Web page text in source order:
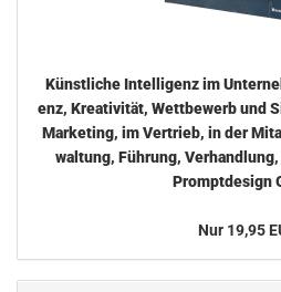
Künst­li­che In­tel­li­genz im
enz, Krea­ti­vi­tät, Wett­be­werb und
Mar­ke­ting, im Ver­trieb, in der
wal­tung, Füh­rung,
Prompt­de­sign
Nur 19,95